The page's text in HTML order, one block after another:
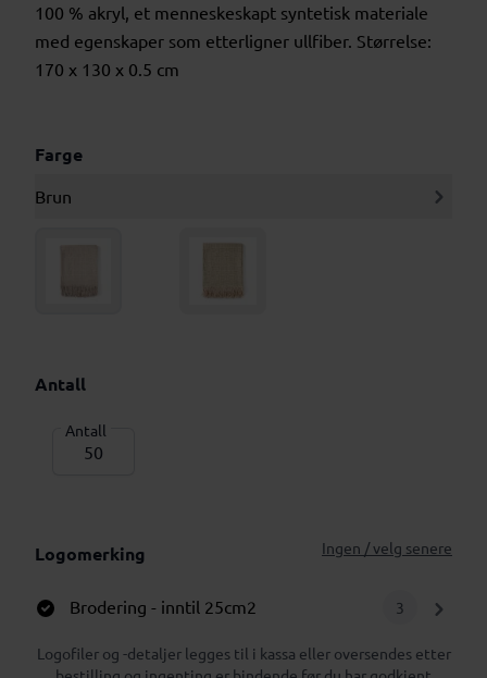
100 % akryl, et menneskeskapt syntetisk materiale
med egenskaper som etterligner ullfiber. Størrelse:
170 x 130 x 0.5 cm
Farge
Brun
Antall
Antall
Logomerking Ingen / velg senere
Brodering - inntil 25cm2 3
Logofiler og -detaljer legges til i kassa eller oversendes etter